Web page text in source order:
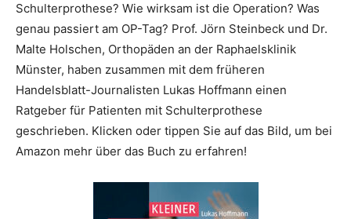
Schulterprothese? Wie wirksam ist die Operation? Was
genau passiert am OP-Tag? Prof. Jörn Steinbeck und Dr.
Malte Holschen, Orthopäden an der Raphaelsklinik
Münster, haben zusammen mit dem früheren
Handelsblatt-Journalisten Lukas Hoffmann einen
Ratgeber für Patienten mit Schulterprothese
geschrieben. Klicken oder tippen Sie auf das Bild, um bei
Amazon mehr über das Buch zu erfahren!